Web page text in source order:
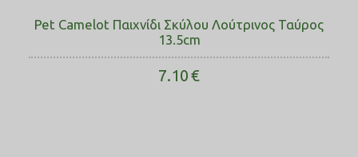
Pet Camelot Παιχνίδι Σκύλου Λούτρινος Ταύρος
13.5cm
7.10€